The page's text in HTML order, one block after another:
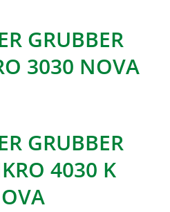
GRUBBER
3030 NOVA
GRUBBER
4030 K